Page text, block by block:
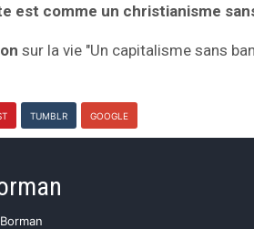
est comme un christianisme
sur la vie "Un capitalisme sans
TUMBLR GOOGLE